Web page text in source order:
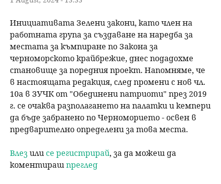
Инициативата Зелени закони, като член на
работната група за създаване на наредба за
местата за къмпиране по Закона за
черноморското крайбрежие, днес подадохме
становище за поредния проект. Напомняме, че
в настоящата редакция, след промени с нов чл.
10а в ЗУЧК от "Обединени патриоти" през 2019
г. се очаква разполагането на палатки и кемпери
да бъде забранено по Черноморието - освен в
предварително определени за това места.
Влезили се регистрирай, за да можеш да
коментирашпреглед